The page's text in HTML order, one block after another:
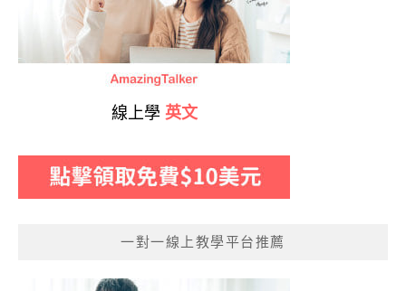
線上學 英文
一對一線上教學平台推薦